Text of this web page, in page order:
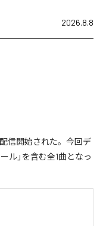
2026.8.8
信開始された。今回デ
ル」を含む全1曲となっ